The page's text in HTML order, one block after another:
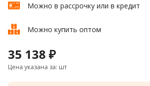
Можно в рассрочку или в кредит
Можно купить оптом
35 138 ₽
Цена указана за: шт